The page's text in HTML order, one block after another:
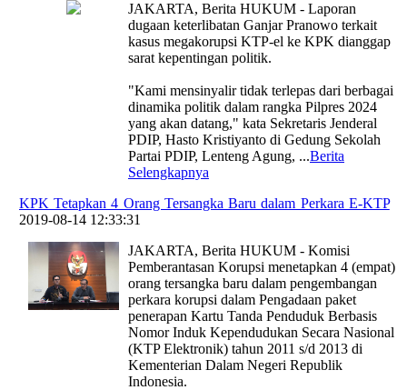
JAKARTA, Berita HUKUM - Laporan
dugaan keterlibatan Ganjar Pranowo terkait
kasus megakorupsi KTP-el ke KPK dianggap
sarat kepentingan politik.
"Kami mensinyalir tidak terlepas dari berbagai
dinamika politik dalam rangka Pilpres 2024
yang akan datang," kata Sekretaris Jenderal
PDIP, Hasto Kristiyanto di Gedung Sekolah
Partai PDIP, Lenteng Agung, ...Berita
Selengkapnya
KPK Tetapkan 4 Orang Tersangka Baru dalam Perkara E-KTP|
2019-08-14 12:33:31
JAKARTA, Berita HUKUM - Komisi
Pemberantasan Korupsi menetapkan 4 (empat)
orang tersangka baru dalam pengembangan
perkara korupsi dalam Pengadaan paket
penerapan Kartu Tanda Penduduk Berbasis
Nomor Induk Kependudukan Secara Nasional
(KTP Elektronik) tahun 2011 s/d 2013 di
Kementerian Dalam Negeri Republik
Indonesia.